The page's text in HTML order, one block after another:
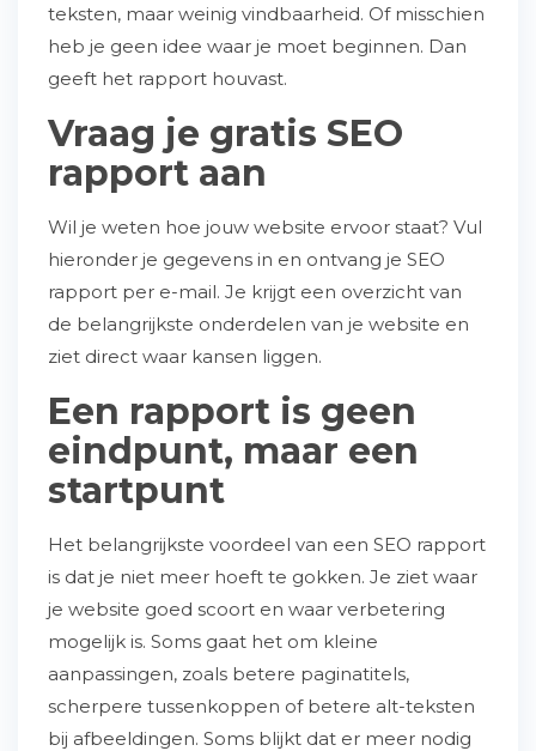
teksten, maar weinig vindbaarheid. Of misschien
heb je geen idee waar je moet beginnen. Dan
geeft het rapport houvast.
Vraag je gratis SEO
rapport aan
Wil je weten hoe jouw website ervoor staat? Vul
hieronder je gegevens in en ontvang je SEO
rapport per e-mail. Je krijgt een overzicht van
de belangrijkste onderdelen van je website en
ziet direct waar kansen liggen.
Een rapport is geen
eindpunt, maar een
startpunt
Het belangrijkste voordeel van een SEO rapport
is dat je niet meer hoeft te gokken. Je ziet waar
je website goed scoort en waar verbetering
mogelijk is. Soms gaat het om kleine
aanpassingen, zoals betere paginatitels,
scherpere tussenkoppen of betere alt-teksten
bij afbeeldingen. Soms blijkt dat er meer nodig